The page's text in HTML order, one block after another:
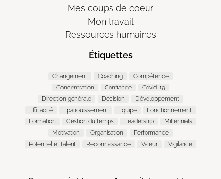
Mes coups de coeur
Mon travail
Ressources humaines
Étiquettes
Changement Coaching
Compétence
Concentration
Confiance
Covid-19
Direction générale
Décision
Développement
Efficacité
Epanouissement Equipe
Fonctionnement
Formation
Gestion du temps Leadership
Millennials
Motivation
Organisation
Performance
Potentiel et talent
Reconnaissance Valeur Vigilance